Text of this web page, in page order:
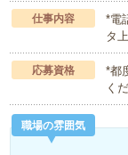
仕事内容
*電
タ
応募資格
*都
く
職場の雰囲気